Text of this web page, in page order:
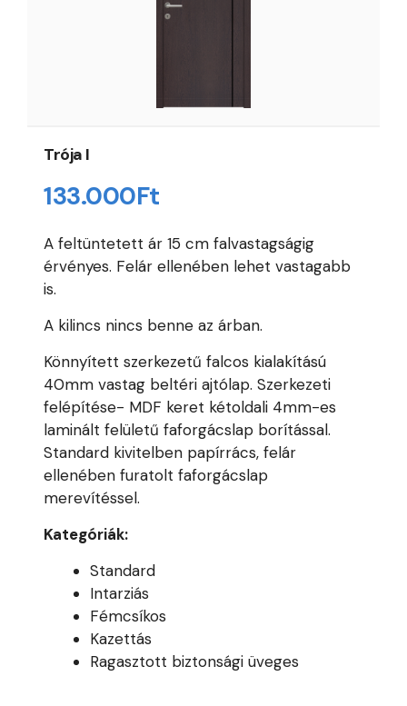
Trója I
133.000Ft
A feltüntetett ár 15 cm falvastagságig
érvényes. Felár ellenében lehet vastagabb
is.
A kilincs nincs benne az árban.
Könnyített szerkezetű falcos kialakítású
40mm vastag beltéri ajtólap. Szerkezeti
felépítése- MDF keret kétoldali 4mm-es
laminált felületű faforgácslap borítással.
Standard kivitelben papírrács, felár
ellenében furatolt faforgácslap
merevítéssel.
Kategóriák:
Standard
Intarziás
Fémcsíkos
Kazettás
Ragasztott biztonsági üveges